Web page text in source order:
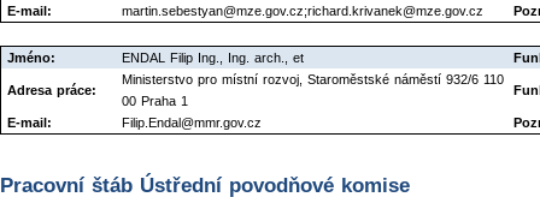
E-mail:
martin.sebestyan@mze.gov.cz;richard.krivanek@mze.gov.cz
Jméno: ENDAL Filip Ing., Ing. arch., et
Adresa práce:
Ministerstvo pro místní rozvoj, Staroměstské náměstí 932/6 110
00 Praha 1
E-mail: Filip.Endal@mmr.gov.cz
Pracovní štáb Ústřední povodňové komise